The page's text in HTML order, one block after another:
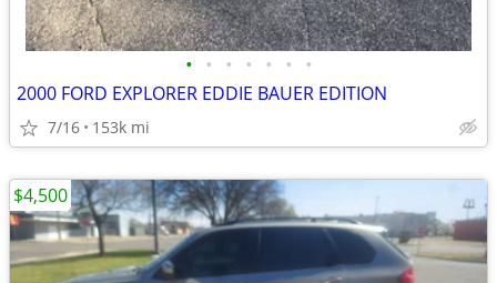
• • • • • • •
2000 FORD EXPLORER EDDIE BAUER EDITION
7/16 153k mi
$4,500